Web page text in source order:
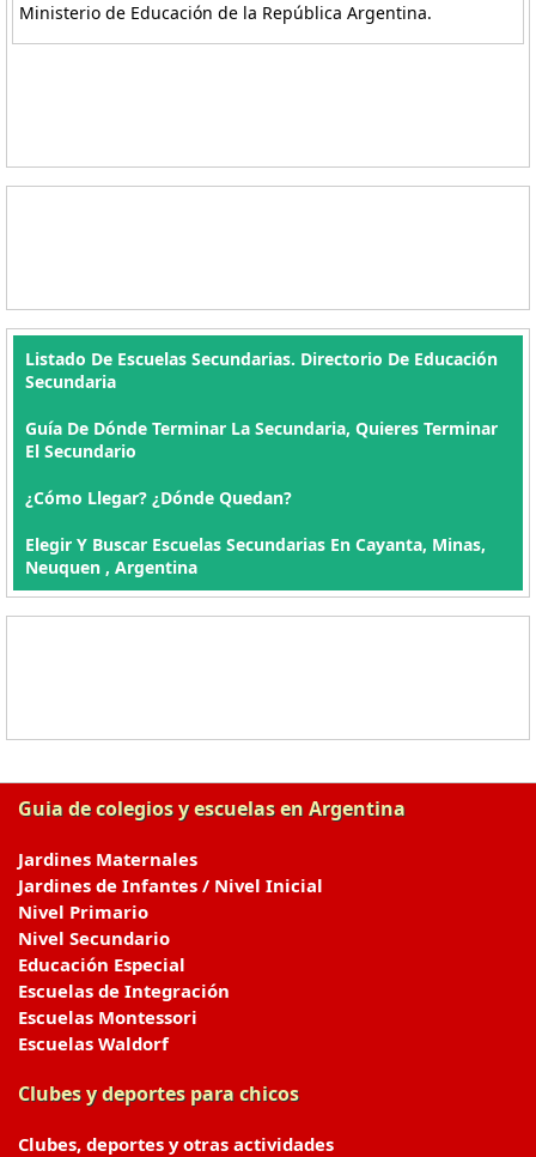
Ministerio de Educación de la República Argentina.
Listado De Escuelas Secundarias. Directorio De Educación
Secundaria
Guía De Dónde Terminar La Secundaria, Quieres Terminar
El Secundario
¿Cómo Llegar? ¿Dónde Quedan?
Elegir Y Buscar Escuelas Secundarias En Cayanta, Minas,
Neuquen , Argentina
Guia de colegios y escuelas en Argentina
Jardines Maternales
Jardines de Infantes / Nivel Inicial
Nivel Primario
Nivel Secundario
Educación Especial
Escuelas de Integración
Escuelas Montessori
Escuelas Waldorf
Clubes y deportes para chicos
Clubes, deportes y otras actividades